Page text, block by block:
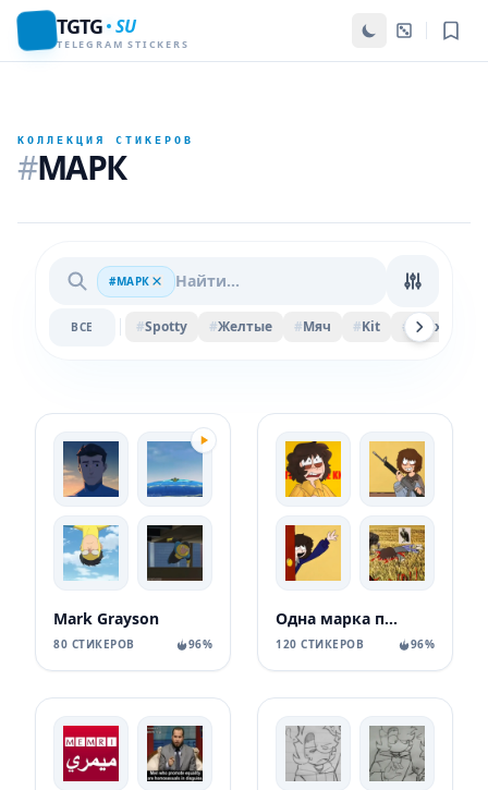
TGTG SU
TELEGRAM STICKERS
КОЛЛЕКЦИЯ СТИКЕРОВ
#МАРК
#МАРК
ВСЕ #Spotty #Желтые #Мяч #Kit # Felix
Mark Grayson
80 СТИКЕРОВ 96%
Одна марка пшеницы/одна пшеничная марка 02
120 СТИКЕРОВ 96%